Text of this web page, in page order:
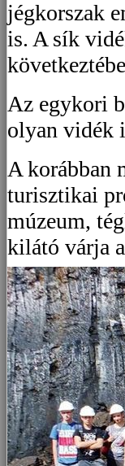
jégkorszak
is. A sík
Az egykori
olyan vidék
A korábban
turisztikai
múzeum,
kilátó várja